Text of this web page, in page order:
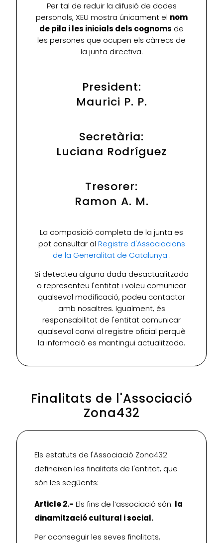
Per tal de reduir la difusió de dades
personals, XEU mostra únicament el nom
de pila i les inicials dels cognoms de
les persones que ocupen els càrrecs de
la junta directiva.
President:
Maurici P. P.
Secretària:
Luciana Rodríguez
Tresorer:
Ramon A. M.
La composició completa de la junta es
pot consultar al Registre d'Associacions
de la Generalitat de Catalunya .
Si detecteu alguna dada desactualitzada
o representeu l'entitat i voleu comunicar
qualsevol modificació, podeu contactar
amb nosaltres. Igualment, és
responsabilitat de l'entitat comunicar
qualsevol canvi al registre oficial perquè
la informació es mantingui actualitzada.
Finalitats de l'Associació
Zona432
Els estatuts de l'Associació Zona432
defineixen les finalitats de l'entitat, que
són les següents:
Article 2.- Els fins de l’associació són: la
dinamització cultural i social.
Per aconseguir les seves finalitats,